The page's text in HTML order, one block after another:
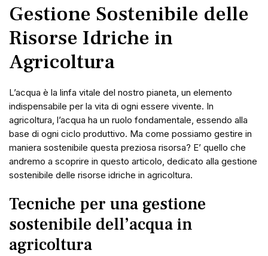
Gestione Sostenibile delle
Risorse Idriche in
Agricoltura
L’acqua è la linfa vitale del nostro pianeta, un elemento
indispensabile per la vita di ogni essere vivente. In
agricoltura, l’acqua ha un ruolo fondamentale, essendo alla
base di ogni ciclo produttivo. Ma come possiamo gestire in
maniera sostenibile questa preziosa risorsa? E’ quello che
andremo a scoprire in questo articolo, dedicato alla gestione
sostenibile delle risorse idriche in agricoltura.
Tecniche per una gestione
sostenibile dell’acqua in
agricoltura